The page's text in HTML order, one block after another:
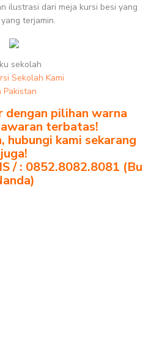
ilustrasi dari meja kursi besi yang
terjamin.
sekolah
Sekolah Kami
Pakistan
dengan pilihan warna
terbatas!
hubungi kami sekarang
juga!
/ : 0852.8082.8081 (Bu